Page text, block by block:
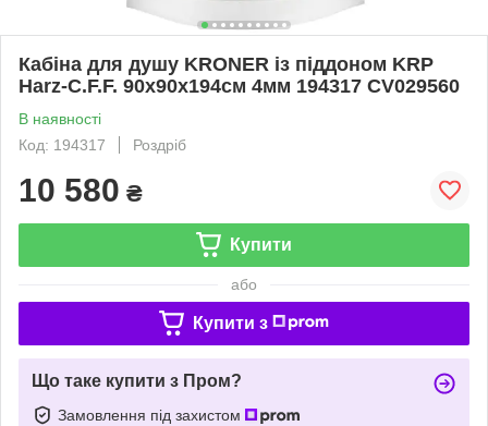
Кабіна для душу KRONER із піддоном KRP
Harz-C.F.F. 90x90x194см 4мм 194317 CV029560
В наявності
Код: 194317
Роздріб
10 580 ₴
Купити
або
Купити з
Що таке купити з Пром?
Замовлення під захистом